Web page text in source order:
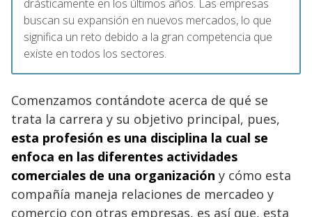
drásticamente en los últimos años. Las empresas
buscan su expansión en nuevos mercados, lo que
significa un reto debido a la gran competencia que
existe en todos los sectores.
Comenzamos contándote acerca de qué se
trata la carrera y su objetivo principal, pues,
esta profesión es una disciplina la cual se
enfoca en las diferentes actividades
comerciales de una organización y cómo esta
compañía maneja relaciones de mercadeo y
comercio con otras empresas, es así que, esta